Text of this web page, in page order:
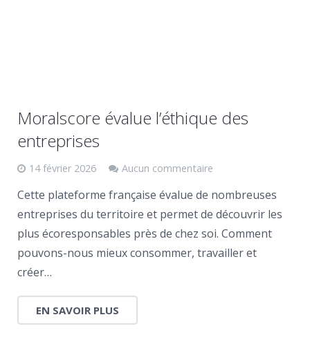
Moralscore évalue l’éthique des
entreprises
14 février 2026 Aucun commentaire
Cette plateforme française évalue de nombreuses
entreprises du territoire et permet de découvrir les
plus écoresponsables près de chez soi. Comment
pouvons-nous mieux consommer, travailler et
créer…
EN SAVOIR PLUS